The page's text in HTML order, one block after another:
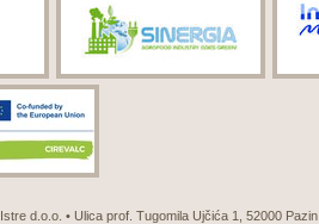
d.o.o. • Ulica prof. Tugomila Ujčića 1, 52000 Pazin